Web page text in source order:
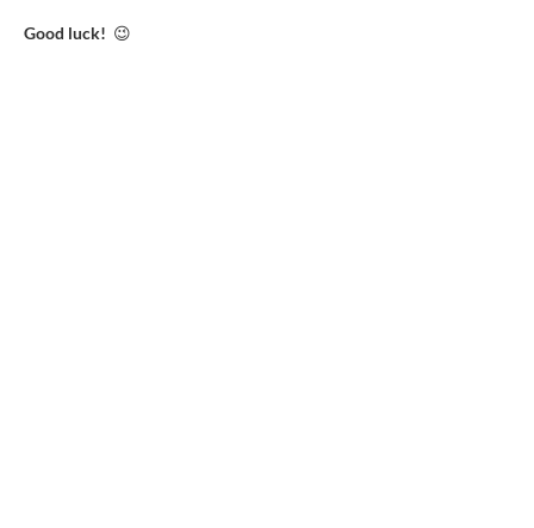
Good luck! 😉